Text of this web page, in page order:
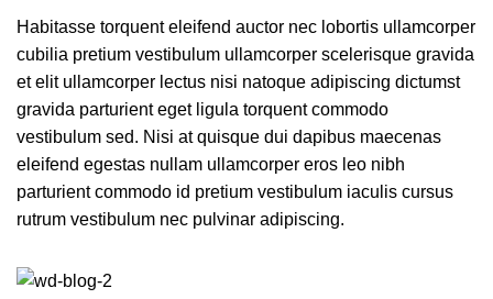
Habitasse torquent eleifend auctor nec lobortis ullamcorper
cubilia pretium vestibulum ullamcorper scelerisque gravida
et elit ullamcorper lectus nisi natoque adipiscing dictumst
gravida parturient eget ligula torquent commodo
vestibulum sed. Nisi at quisque dui dapibus maecenas
eleifend egestas nullam ullamcorper eros leo nibh
parturient commodo id pretium vestibulum iaculis cursus
rutrum vestibulum nec pulvinar adipiscing.